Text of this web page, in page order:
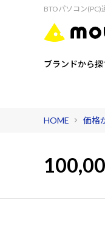
BTOパソコン(PC)
ブランドから探
HOME 価格